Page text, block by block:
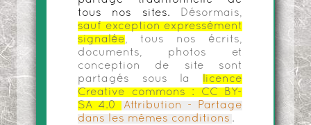
tous nos sites.
Désormais,
sauf exception expressément
signalée, tous nos écrits,
documents, photos et
conception de site sont
partagés sous la
licence
Creative commons :
CC BY-
SA 4.0
Attribution - Partage
dans les mêmes conditions .